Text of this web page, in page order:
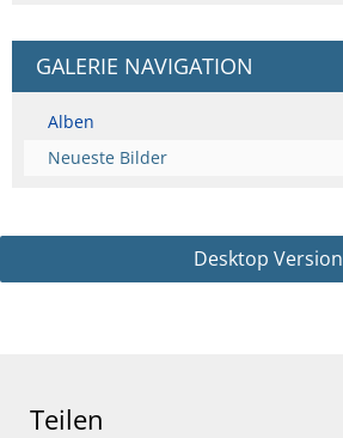
GALERIE NAVIGATION
Alben
Neueste Bilder
Desktop Version
Teilen